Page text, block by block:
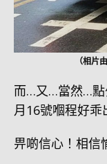
（相片
而…又…當然…點
月16號嗰程好乖
畀啲信心！相信